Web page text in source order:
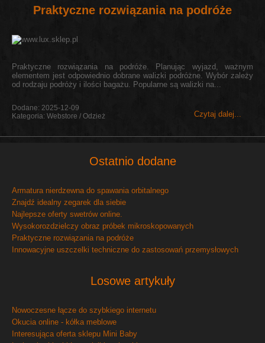
Praktyczne rozwiązania na podróże
Praktyczne rozwiązania na podróże. Planując wyjazd, ważnym
elementem jest odpowiednio dobrane walizki podróżne. Wybór zależy
od rodzaju podróży i ilości bagażu. Popularne są walizki na...
Czytaj dalej...
Dodane: 2025-12-09
Kategoria: Webstore / Odzież
Ostatnio dodane
Armatura nierdzewna do spawania orbitalnego
Znajdź idealny zegarek dla siebie
Najlepsze oferty swetrów online.
Wysokorozdzielczy obraz próbek mikroskopowanych
Praktyczne rozwiązania na podróże
Innowacyjne uszczelki techniczne do zastosowań przemysłowych
Losowe artykuły
Nowoczesne łącze do szybkiego internetu
Okucia online - kółka meblowe
Interesująca oferta sklepu Mini Baby